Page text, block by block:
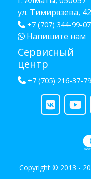
ул. Тимирязева,
+7 (707) 344-99-07
Напишите нам
Сервисный
центр
+7 (705) 216-37-79
Copyright © 2013 -